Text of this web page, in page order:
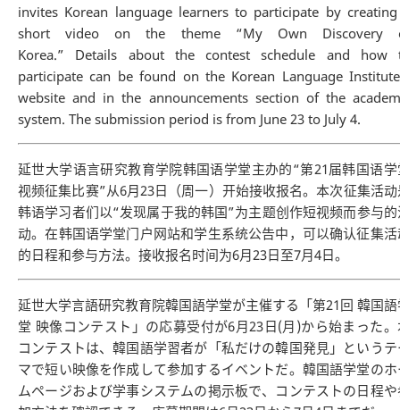
invites Korean language learners to participate by
short video on the theme “My Own Discovery
Korea.” Details about the contest schedule and how
participate can be found on the Korean Language
website and in the announcements section of the
system. The submission period is from June 23 to July 4.
延世大学语言研究教育学院韩国语学堂主办的“第21届韩国语
视频征集比赛”从6月23日（周一）开始接收报名。本次征集活
韩语学习者们以“发现属于我的韩国”为主题创作短视频而参与
动。在韩国语学堂门户网站和学生系统公告中，可以确认征集
的日程和参与方法。接收报名时间为6月23日至7月4日。
延世大学言語研究教育院韓国語学堂が主催する「第21回 韓国
堂 映像コンテスト」の応募受付が6月23日(月)から始まった
コンテストは、韓国語学習者が「私だけの韓国発見」という
マで短い映像を作成して参加するイベントだ。韓国語学堂の
ムページおよび学事システムの掲示板で、コンテストの日程